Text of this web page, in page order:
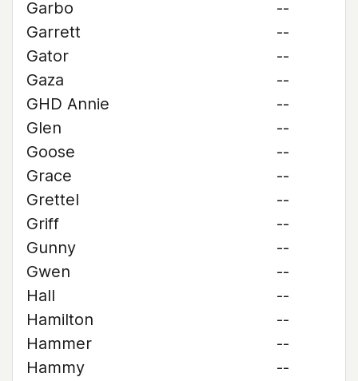
Garbo
--
Garrett
--
Gator
--
Gaza
--
GHD Annie
--
Glen
--
Goose
--
Grace
--
Grettel
--
Griff
--
Gunny
--
Gwen
--
Hall
--
Hamilton
--
Hammer
--
Hammy
--